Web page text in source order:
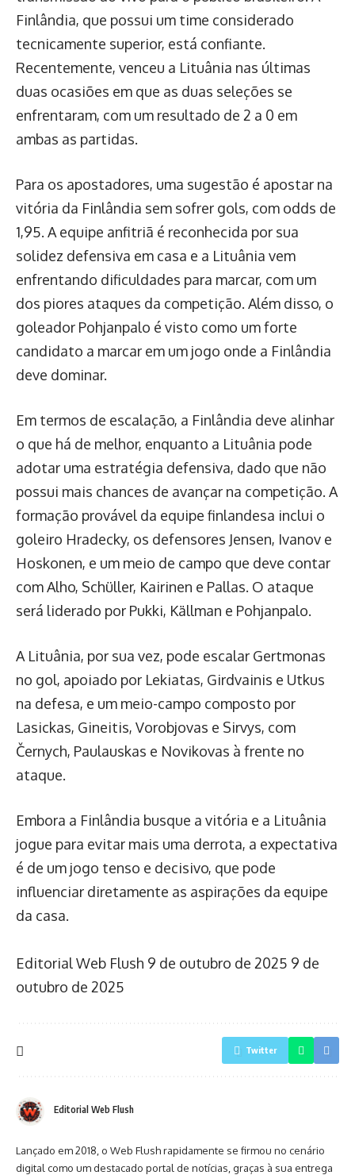
Finlândia, que possui um time considerado
tecnicamente superior, está confiante.
Recentemente, venceu a Lituânia nas últimas
duas ocasiões em que as duas seleções se
enfrentaram, com um resultado de 2 a 0 em
ambas as partidas.
Para os apostadores, uma sugestão é apostar na
vitória da Finlândia sem sofrer gols, com odds de
1,95. A equipe anfitriã é reconhecida por sua
solidez defensiva em casa e a Lituânia vem
enfrentando dificuldades para marcar, com um
dos piores ataques da competição. Além disso, o
goleador Pohjanpalo é visto como um forte
candidato a marcar em um jogo onde a Finlândia
deve dominar.
Em termos de escalação, a Finlândia deve alinhar
o que há de melhor, enquanto a Lituânia pode
adotar uma estratégia defensiva, dado que não
possui mais chances de avançar na competição. A
formação provável da equipe finlandesa inclui o
goleiro Hradecky, os defensores Jensen, Ivanov e
Hoskonen, e um meio de campo que deve contar
com Alho, Schüller, Kairinen e Pallas. O ataque
será liderado por Pukki, Källman e Pohjanpalo.
A Lituânia, por sua vez, pode escalar Gertmonas
no gol, apoiado por Lekiatas, Girdvainis e Utkus
na defesa, e um meio-campo composto por
Lasickas, Gineitis, Vorobjovas e Sirvys, com
Černych, Paulauskas e Novikovas à frente no
ataque.
Embora a Finlândia busque a vitória e a Lituânia
jogue para evitar mais uma derrota, a expectativa
é de um jogo tenso e decisivo, que pode
influenciar diretamente as aspirações da equipe
da casa.
Editorial Web Flush 9 de outubro de 2025 9 de
outubro de 2025
Twitter
Editorial Web Flush
Lançado em 2018, o Web Flush rapidamente se firmou no cenário
digital como um destacado portal de notícias, graças à sua entrega